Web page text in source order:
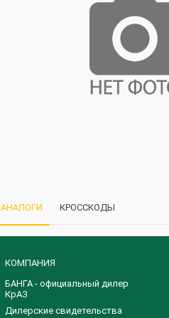
АНАЛОГИ КРОССКОДЫ
КОМПАНИЯ
БАНГА - официальный дилер
КрАЗ
Дилерские свидетельства